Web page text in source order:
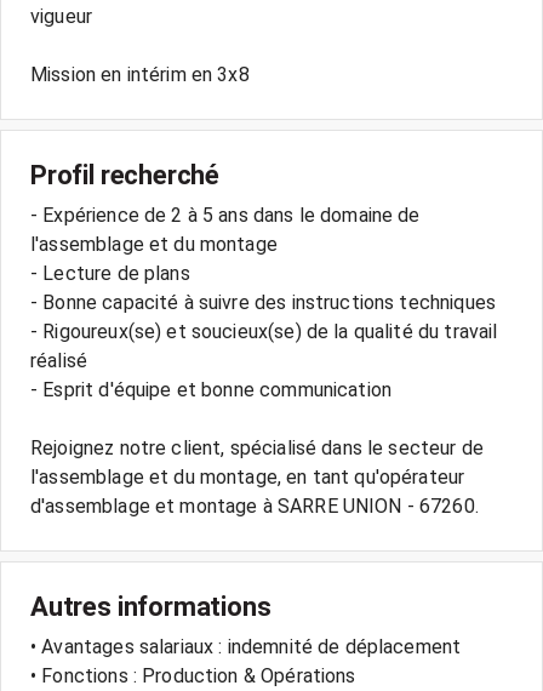
vigueur
Profil recherché
- Expérience de 2 à 5 ans dans le domaine de
l'assemblage et du montage
- Lecture de plans
- Bonne capacité à suivre des instructions techniques
- Rigoureux(se) et soucieux(se) de la qualité du travail
réalisé
- Esprit d'équipe et bonne communication
Rejoignez notre client, spécialisé dans le secteur de
l'assemblage et du montage, en tant qu'opérateur
Autres informations
• Avantages salariaux : indemnité de déplacement
• Fonctions : Production & Opérations